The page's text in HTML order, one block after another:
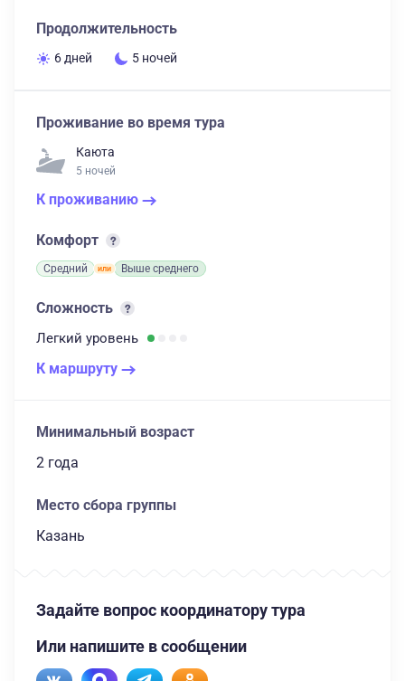
Продолжительность
6 дней 5 ночей
Проживание во время тура
Каюта
5 ночей
К проживанию
Комфорт
Средний Выше среднего
Сложность
Легкий уровень
К маршруту
Минимальный возраст
2 года
Место сбора группы
Казань
Задайте вопрос координатору тура
Или напишите в сообщении